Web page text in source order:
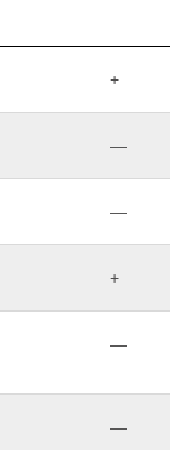
+
—
—
+
—
—